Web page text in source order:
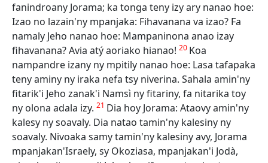
fanindroany Jorama; ka tonga teny izy ary nanao hoe:
Izao no lazain'ny mpanjaka: Fihavanana va izao? Fa
namaly Jeho nanao hoe: Mampaninona anao izay
fihavanana? Avia atý aoriako hianao! 20 Koa
nampandre izany ny mpitily nanao hoe: Lasa tafapaka
teny aminy ny iraka nefa tsy niverina. Sahala amin'ny
fitarik'i Jeho zanak'i Namsì ny fitariny, fa nitarika toy
ny olona adala izy. 21 Dia hoy Jorama: Ataovy amin'ny
kalesy ny soavaly. Dia natao tamin'ny kalesiny ny
soavaly. Nivoaka samy tamin'ny kalesiny avy, Jorama
mpanjakan'Israely, sy Okoziasa, mpanjakan'i Jodà,